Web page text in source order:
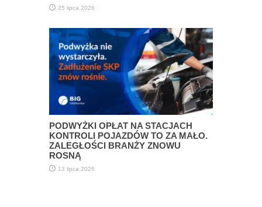
25 lipca 2026
PODWYŻKI OPŁAT NA STACJACH
KONTROLI POJAZDÓW TO ZA MAŁO.
ZALEGŁOŚCI BRANŻY ZNOWU
ROSNĄ
13 lipca 2026